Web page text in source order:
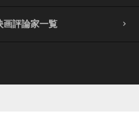
グマンもまた、組織の中
。
画評論家一覧